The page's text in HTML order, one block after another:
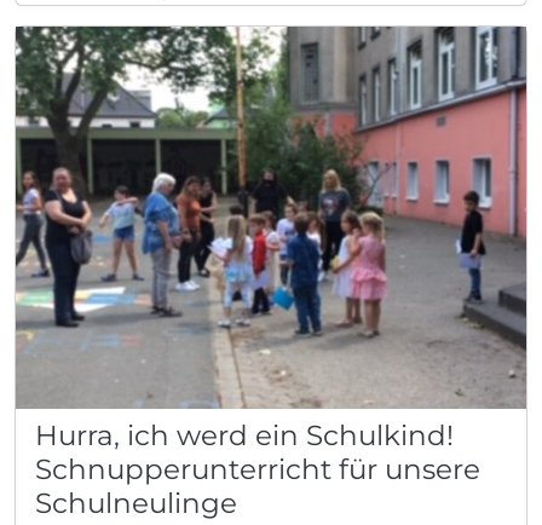
Hurra, ich werd ein Schulkind!
Schnupperunterricht für unsere
Schulneulinge